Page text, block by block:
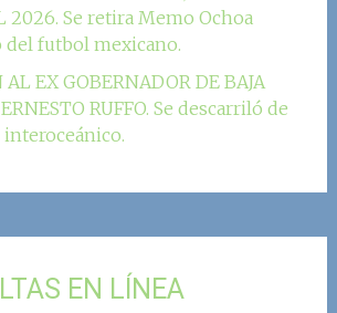
2026. Se retira Memo Ochoa
futbol mexicano.
EX GOBERNADOR DE BAJA
RUFFO. Se descarriló de
EN LÍNEA